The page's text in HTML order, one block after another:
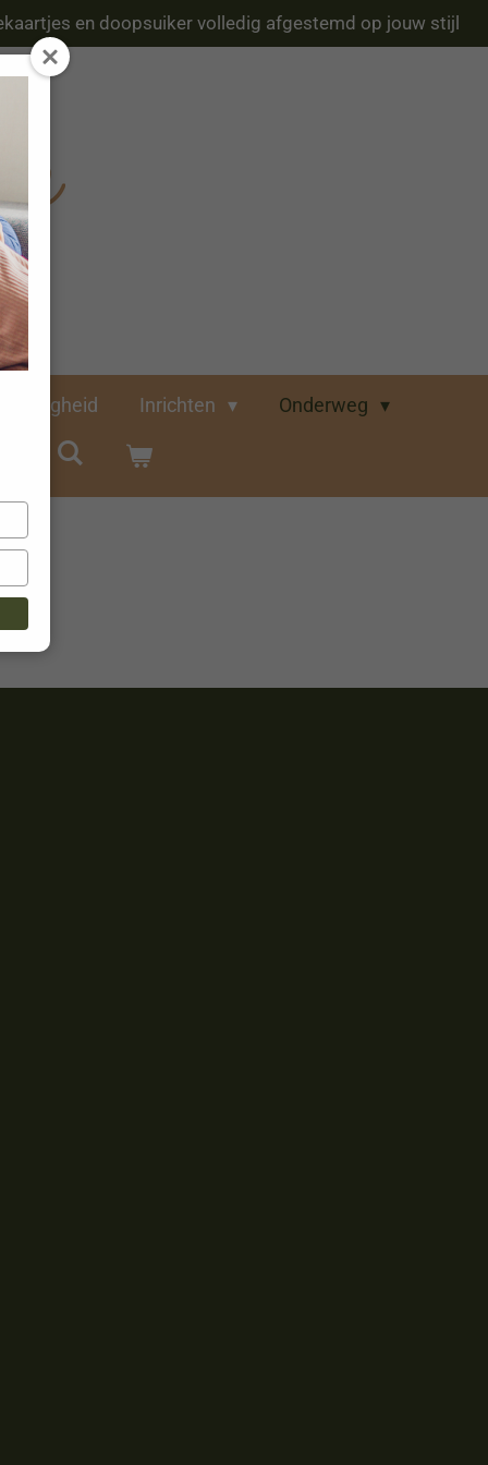
en doopsuiker volledig afgestemd op jouw stijl
Veiligheid Inrichten Onderweg